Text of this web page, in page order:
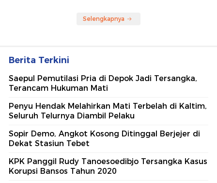
Selengkapnya
Berita Terkini
Saepul Pemutilasi Pria di Depok Jadi Tersangka,
Terancam Hukuman Mati
Penyu Hendak Melahirkan Mati Terbelah di Kaltim,
Seluruh Telurnya Diambil Pelaku
Sopir Demo, Angkot Kosong Ditinggal Berjejer di
Dekat Stasiun Tebet
KPK Panggil Rudy Tanoesoedibjo Tersangka Kasus
Korupsi Bansos Tahun 2020